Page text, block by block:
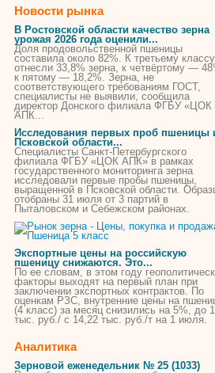
Новости рынка
В Ростовской области качество зерна
урожая 2026 года оценили...
Доля продовольственной пшеницы
составила около 82%. К третьему классу
отнесли 33,8% зерна, к четвёртому —
к пятому — 18,2%. Зерна, не
соответствующего требованиям ГОСТ,
специалисты не выявили, сообщила
директор Донского филиала ФГБУ «ЦОК
АПК...
Исследования первых проб пшеницы
Псковской области...
Специалисты Санкт-Петербургского
филиала ФГБУ «ЦОК АПК» в рамках
государственного мониторинга зерна
исследовали первые пробы пшеницы,
выращенной в Псковской области.
отобраны 31 июля от 3 партий в
Пыталовском и Себежском районах.
Экспортные цены на российскую
пшеницу снижаются. Это...
По ее словам, в этом году
факторы выходят на первый план при
заключении экспортных контрактов. По
оценкам РЗС, внутренние цены на
(4класс) за месяц снизились на 5%, до
тыс. руб./ с 14,22 тыс. руб./т на 1 июля.
Аналитика
Зерновой еженедельник № 25 (1033)